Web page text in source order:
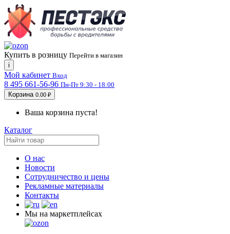
Купить в розницу Перейти в магазин
i
Мой кабинет Вход
8 495 661-56-96 Пн-Пт 9:30 - 18:00
Корзина 0.00 ₽
Ваша корзина пуста!
Каталог
О нас
Новости
Сотрудничество и цены
Рекламные материалы
Контакты
Мы на маркетплейсах